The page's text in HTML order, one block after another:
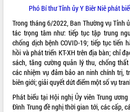
Bàn giải pháp tháo gỡ khó khăn trong
xuất khẩu sầu riêng và triển khai quy
định EUDR
Thứ trưởng Bộ Nông nghiệp và Môi
trường Nguyễn Hoàng Hiệp khảo sát
vùng trồng và doanh nghiệp đóng gói
sầu riêng tại Đắk Lắk
Trình diễn nghệ thuật chế biến các
món ăn từ sầu riêng
Đắk Lắk công bố Quy hoạch và xúc
Phó Bí thư Tỉnh ủy Y Biêr Niê phát
Trong tháng 6/2022, Ban Thường vụ Tỉnh
tác trọng tâm như: tiếp tục tập trung
chống dịch bệnh COVID-19; tiếp tục tiến
hồi và phát triển KT-XH trên địa bàn; chỉ
sách, tăng cường quản lý thu, chống
các nhiệm vụ đảm bảo an ninh chính trị,
biên giới; giải quyết dứt điểm một số vụ
Phát biểu tại Hội nghị Ủy viên Trung
Đình Trung đề nghị thời gian tới, các cấp,